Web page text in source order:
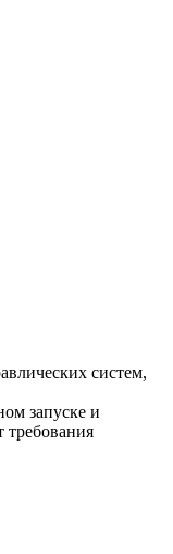
систем,
запуске и
требования